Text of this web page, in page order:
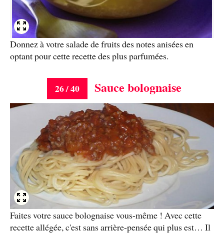
Donnez à votre salade de fruits des notes anisées en
optant pour cette recette des plus parfumées.
26 / 40 Sauce bolognaise
Faites votre sauce bolognaise vous-même ! Avec cette
recette allégée, c'est sans arrière-pensée qui plus est… Il